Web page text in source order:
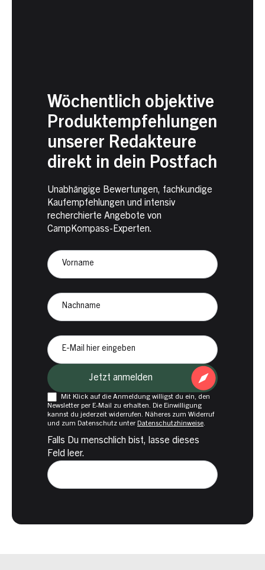
Wöchentlich objektive
Produktempfehlungen
unserer Redakteure
direkt in dein Postfach
Unabhängige Bewertungen, fachkundige
Kaufempfehlungen und intensiv
recherchierte Angebote von
CampKompass-Experten.
Anmeldung
CampKompass
Vorname
Nachname
Mail
Jetzt anmelden
Mit Klick auf die Anmeldung willigst du ein, den
Newsletter per E-Mail zu erhalten. Die Einwilligung
kannst du jederzeit widerrufen. Näheres zum Widerruf
und zum Datenschutz unter Datenschutzhinweise.
Falls Du menschlich bist, lasse dieses
Feld leer.